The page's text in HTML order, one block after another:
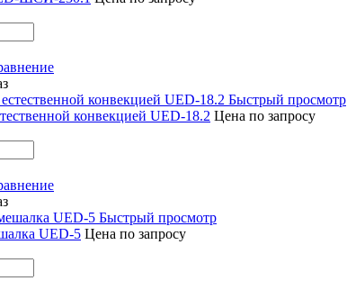
Быстрый просмотр
конвекцией UED-18.2 Цена по запросу
Быстрый просмотр
UED-5 Цена по запросу